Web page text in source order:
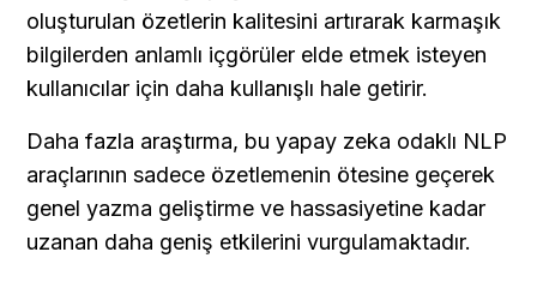
oluşturulan özetlerin kalitesini artırarak karmaşık
bilgilerden anlamlı içgörüler elde etmek isteyen
kullanıcılar için daha kullanışlı hale getirir.
Daha fazla araştırma, bu yapay zeka odaklı NLP
araçlarının sadece özetlemenin ötesine geçerek
genel yazma geliştirme ve hassasiyetine kadar
uzanan daha geniş etkilerini vurgulamaktadır.